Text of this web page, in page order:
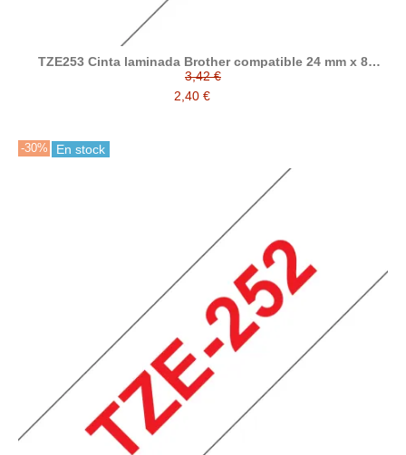
TZE253 Cinta laminada Brother compatible 24 mm x 8
metros
3,42 €
2,40 €
-30% En stock